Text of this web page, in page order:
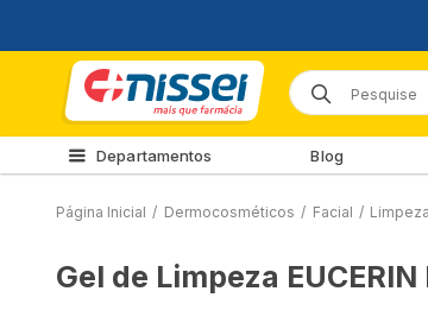
Departamentos Blog
Página Inicial / Dermocosméticos / Facial / Limpeza
Gel de Limpeza